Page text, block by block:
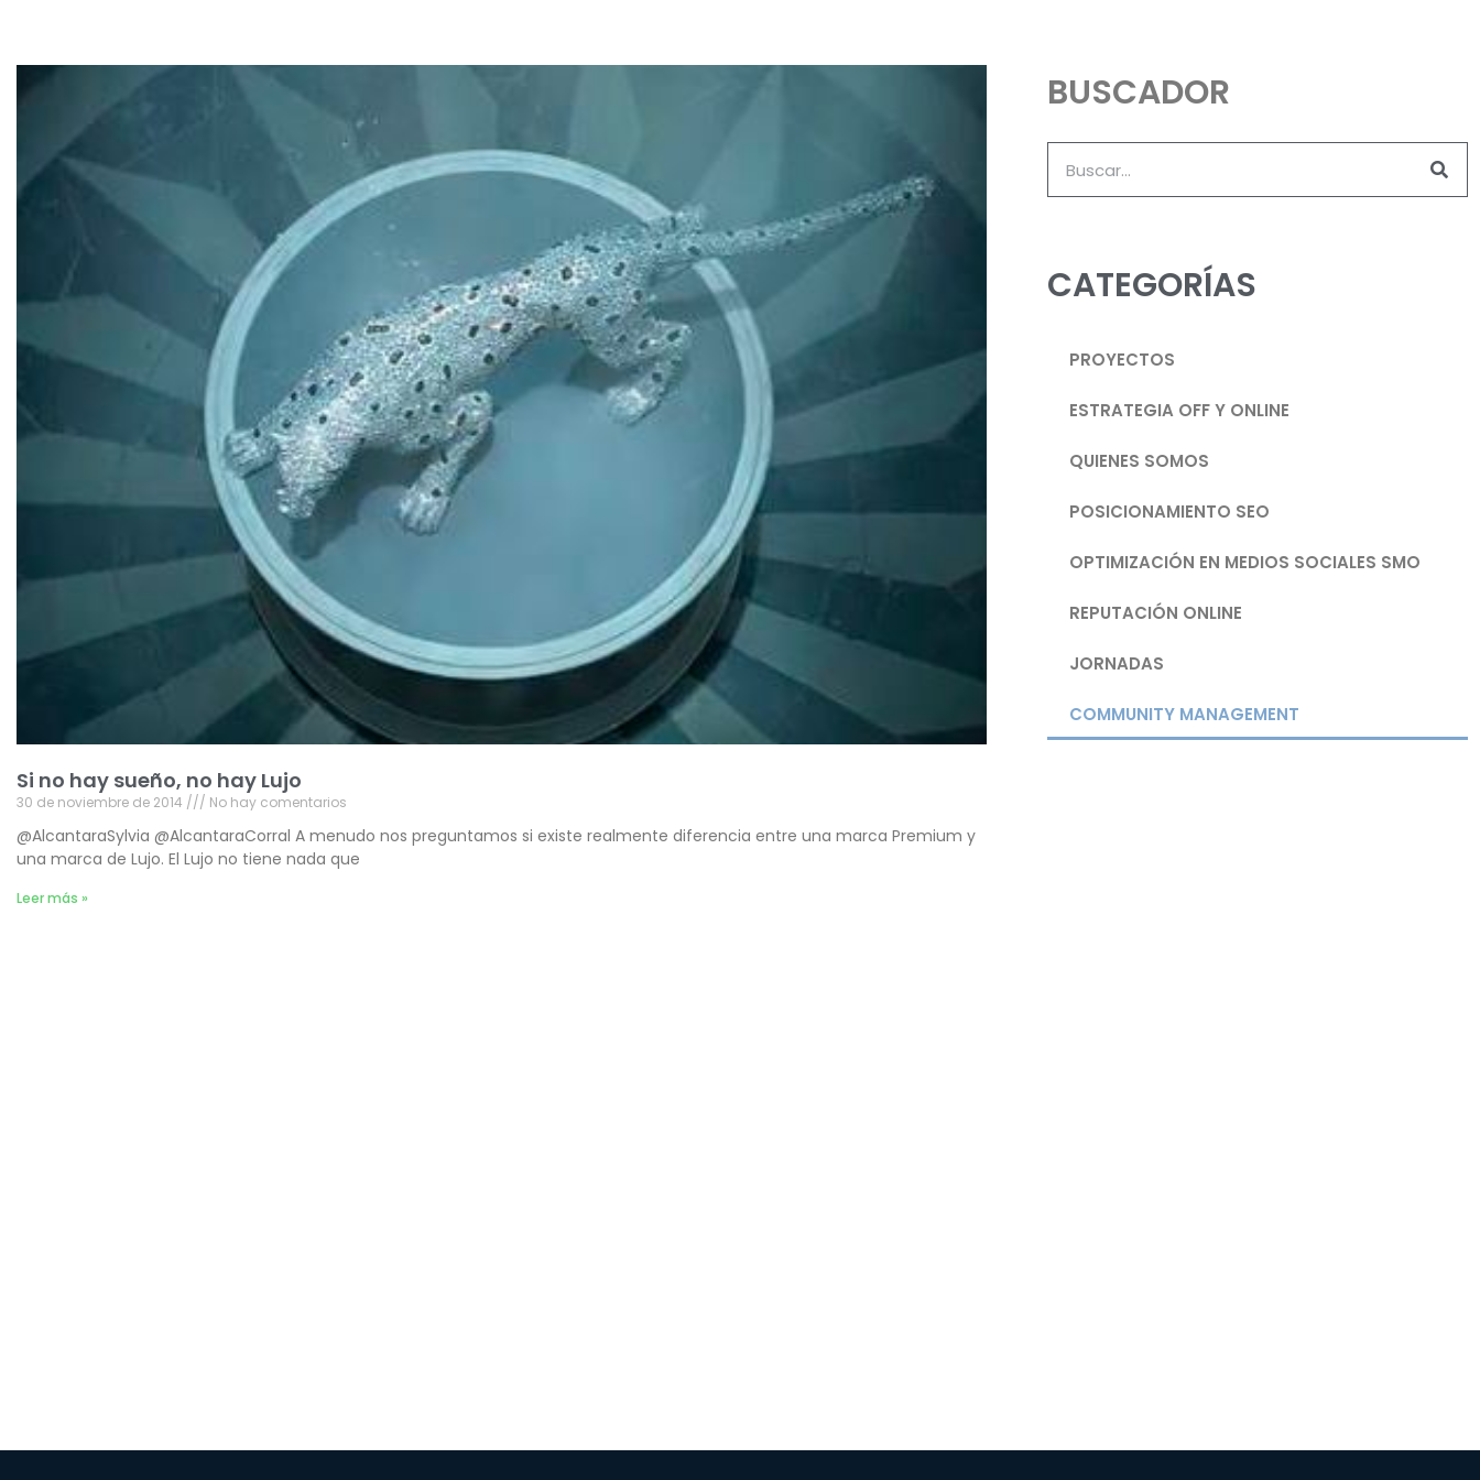
Si no hay sueño, no hay Lujo
30 de noviembre de 2014 No hay comentarios
@AlcantaraSylvia @AlcantaraCorral A menudo nos preguntamos si existe realmente diferencia entre una marca Premium y
una marca de Lujo. El Lujo no tiene nada que
Leer más »
BUSCADOR
CATEGORÍAS
PROYECTOS
ESTRATEGIA OFF Y ONLINE
QUIENES SOMOS
POSICIONAMIENTO SEO
OPTIMIZACIÓN EN MEDIOS SOCIALES SMO
REPUTACIÓN ONLINE
JORNADAS
COMMUNITY MANAGEMENT